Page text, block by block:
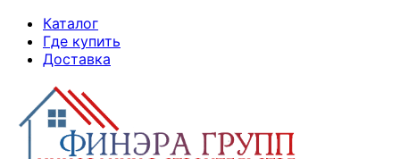
Skip
Content
Каталог
Где купить
Доставка